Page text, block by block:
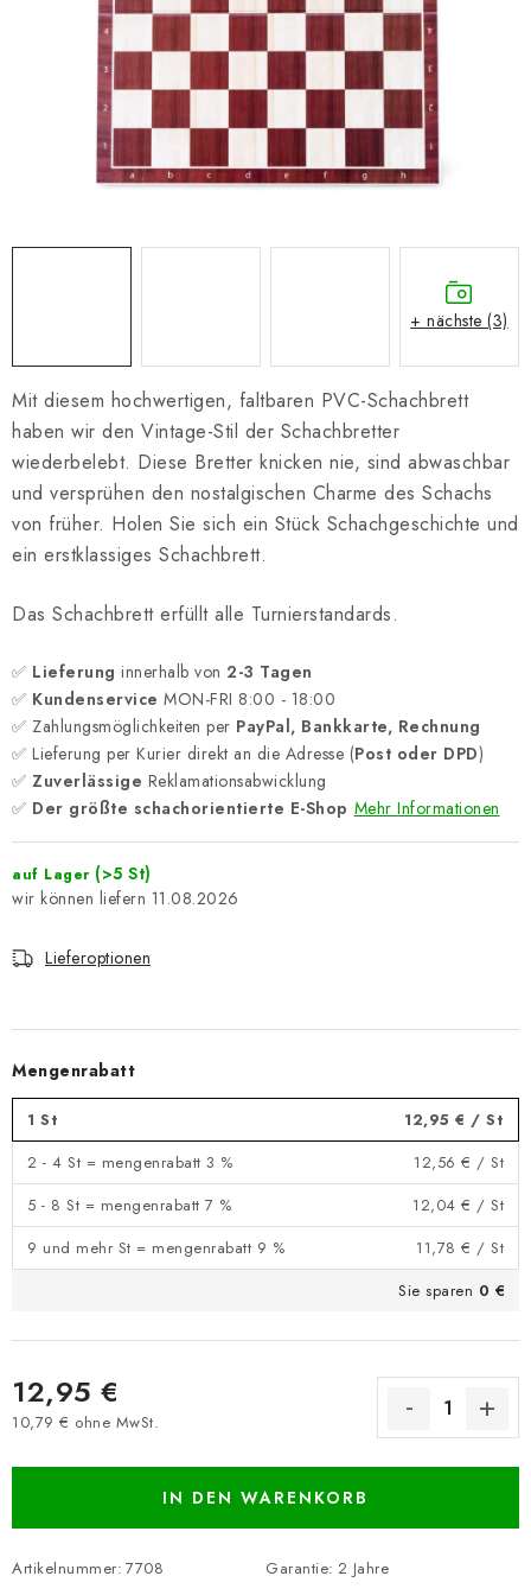
SCHACH-MERCH
SCHACH GESCHENKE
GESCHÄFTSBEDINGUNGEN
KONTAKT
Mit diesem hochwertigen, faltbaren PVC-Schachbrett
haben wir den Vintage-Stil der Schachbretter
wiederbelebt. Diese Bretter knicken nie, sind abwaschbar
und versprühen den nostalgischen Charme des Schachs
von früher. Holen Sie sich ein Stück Schachgeschichte und
ein erstklassiges Schachbrett.
Das Schachbrett erfüllt alle Turnierstandards.
✅ Lieferung innerhalb von 2-3 Tagen
✅ Kundenservice MON-FRI 8:00 - 18:00
✅ Zahlungsmöglichkeiten per PayPal, Bankkarte, Rechnung
✅ Lieferung per Kurier direkt an die Adresse (Post oder DPD)
✅ Zuverlässige Reklamationsabwicklung
✅ Der größte schachorientierte E-Shop Mehr Informationen
auf Lager (>5 St)
11.08.2026
Lieferoptionen
Mengenrabatt
1 St 12,95 € / St
2 - 4 St = mengenrabatt 3 %
12,56 € / St
5 - 8 St = mengenrabatt 7 %
12,04 € / St
9 und mehr St = mengenrabatt 9 %
11,78 € / St
Sie sparen 0 €
12,95 €
10,79 € ohne MwSt.
IN DEN WARENKORB
Artikelnummer: 7708 Garantie: 2 Jahre
+ nächste (3)